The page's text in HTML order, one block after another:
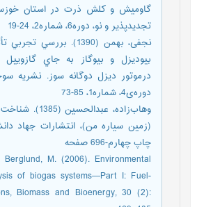
گاومیش و کلش ذرت در استان
تجدید‌پذیر و نو، دوره6، شماره2، 24-19
نجفی، بهمن (1390). بررسي
بيوديزل و بيوگاز به جاي
درموتور ديزل دوگانه سوز. نشریه
دوره‌ی4، شماره1، 85-73
وهاب‌زاده،
(زمین سیاره من)، انتشارات جهاد
چاپ چهارم-696 صفحه
Berglund, M. (2006). Environmental
of biogas systems—Part I: Fuel-
Biomass and Bioenergy, 30 (2):